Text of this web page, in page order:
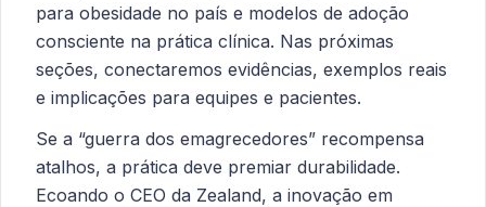
para obesidade no país e modelos de adoção
consciente na prática clínica. Nas próximas
seções, conectaremos evidências, exemplos reais
e implicações para equipes e pacientes.
Se a “guerra dos emagrecedores” recompensa
atalhos, a prática deve premiar durabilidade.
Ecoando o CEO da Zealand, a inovação em